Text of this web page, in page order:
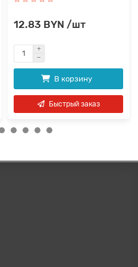
12.83 BYN /шт
В корзину
Быстрый заказ